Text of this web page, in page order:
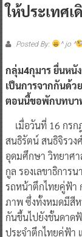
ให้ประเทศ
Posted By: ^ jo ^
กลุ่ม4กุมาร ยื่นหนั
เป็นการจากกันด้
ตอนนี้ขอพักบทบา
เมื่อวันที่ 16 กรก
สนธิรัตน์ สนธิจิรวง
อุดมศึกษา วิทยาศ
กูล รองเลขาธิการ
รถหน้าตึกไทยคู่ฟ้า
ภาพ ซึ่งทั้งหมดมีสีห
กันขึ้นไปยังชั้นดาด
ประจำตึกไทยคู่ฟ้า